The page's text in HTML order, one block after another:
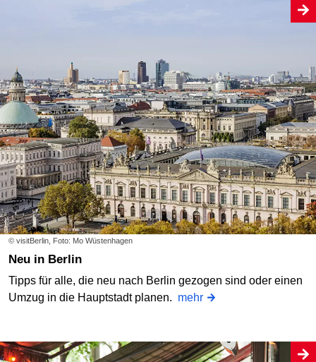
© visitBerlin, Foto: Mo Wüstenhagen
Neu in Berlin
Tipps für alle, die neu nach Berlin gezogen sind oder einen
Umzug in die Hauptstadt planen. mehr